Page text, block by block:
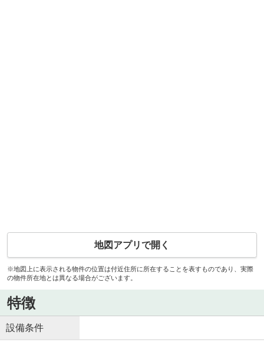
地図アプリで開く
※地図上に表示される物件の位置は付近住所に所在することを表すものであり、実際
の物件所在地とは異なる場合がございます。
特徴
設備条件